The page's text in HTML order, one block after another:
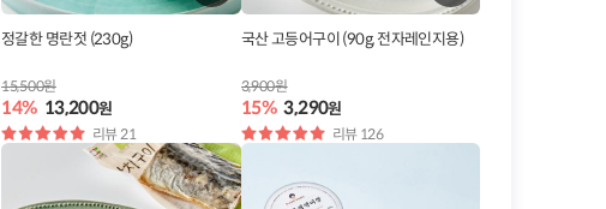
정갈한 명란젓 (230g)
14% 13,200원
15,500원
별
점
리뷰 21
국산 고등어구이 (90g, 전자레인지용)
15% 3,290원
3,900원
별
점
리뷰 126